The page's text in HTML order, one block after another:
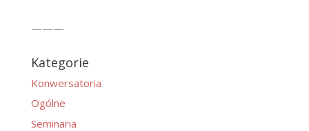
———
Kategorie
Konwersatoria
Ogólne
Seminaria